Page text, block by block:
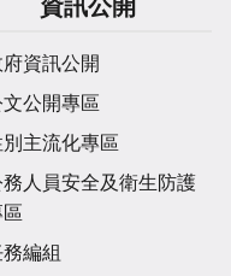
資訊公開
公開專區
主流化專區
人員安全及衛生防護
編組